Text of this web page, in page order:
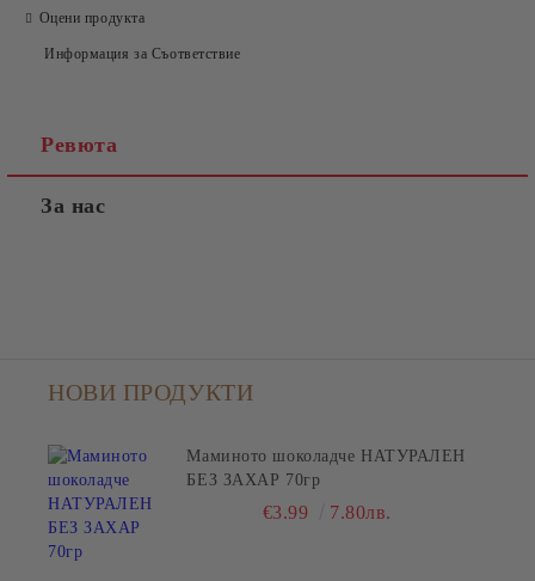
Оцени продукта
Информация за Съответствие
Ревюта
За нас
НОВИ ПРОДУКТИ
Маминото шоколадче НАТУРАЛЕН
БЕЗ ЗАХАР 70гр
€3.99 7.80лв.